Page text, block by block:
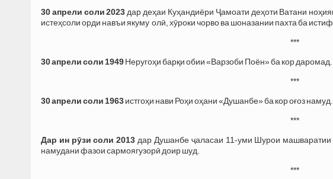
30 апрели соли 2023 дар деҳаи Куҳандиёри Ҷамоати деҳоти Ватани
истеҳсоли орди навъи якуму олӣ, хӯроки чорво ва шоназании пахта ба
***
30 апрели соли 1949Неругоҳи барқи обии «Варзоби Поён» ба кор даромад.
***
30 апрели соли 1963истгоҳи нави Роҳи оҳани «Душанбе» ба кор оғоз намуд.
***
Дар ин рӯзи соли 2013 дар Душанбе ҷаласаи 11-уми Шурои машваратии
намудани фазои сармоягузорӣ доир шуд.
***